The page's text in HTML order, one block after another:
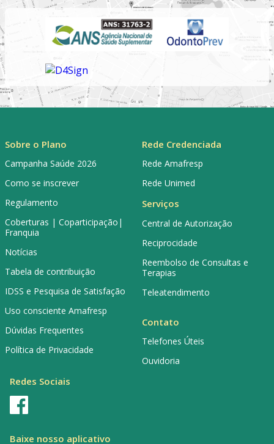
Sobre o Plano
Campanha Saúde 2026
Como se inscrever
Regulamento
Coberturas | Coparticipação|
Franquia
Notícias
Tabela de contribuição
IDSS e Pesquisa de Satisfação
Uso consciente Amafresp
Dúvidas Frequentes
Política de Privacidade
Rede Credenciada
Rede Amafresp
Rede Unimed
Serviços
Central de Autorização
Reciprocidade
Reembolso de Consultas e
Terapias
Teleatendimento
Contato
Telefones Úteis
Ouvidoria
Redes Sociais
Baixe nosso aplicativo